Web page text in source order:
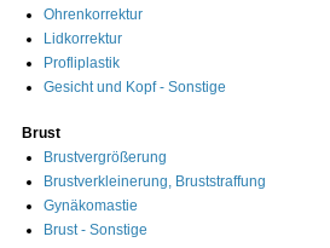
Ohrenkorrektur
Lidkorrektur
Profliplastik
Gesicht und Kopf - Sonstige
Brust
Brustvergrößerung
Brustverkleinerung, Bruststraffung
Gynäkomastie
Brust - Sonstige